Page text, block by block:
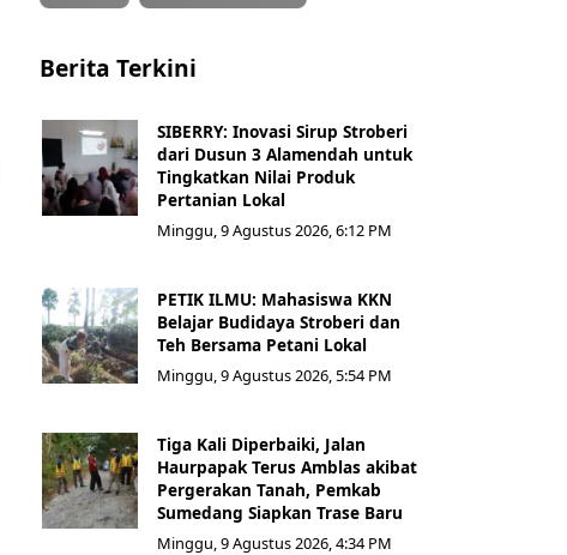
Berita Terkini
SIBERRY: Inovasi Sirup Stroberi
dari Dusun 3 Alamendah untuk
Tingkatkan Nilai Produk
Pertanian Lokal
Minggu, 9 Agustus 2026, 6:12 PM
PETIK ILMU: Mahasiswa KKN
Belajar Budidaya Stroberi dan
Teh Bersama Petani Lokal
Minggu, 9 Agustus 2026, 5:54 PM
Tiga Kali Diperbaiki, Jalan
Haurpapak Terus Amblas akibat
Pergerakan Tanah, Pemkab
Sumedang Siapkan Trase Baru
Minggu, 9 Agustus 2026, 4:34 PM